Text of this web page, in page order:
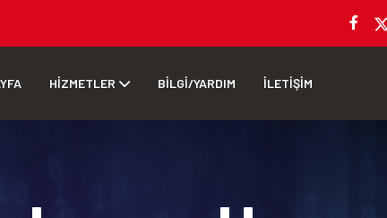
HİZMETLER BİLGİ/YARDIM İLETİŞİM